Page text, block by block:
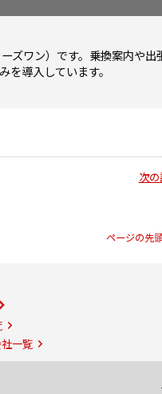
ズワン）です。乗換案内や出
導入しています。
次
ページの先
一覧